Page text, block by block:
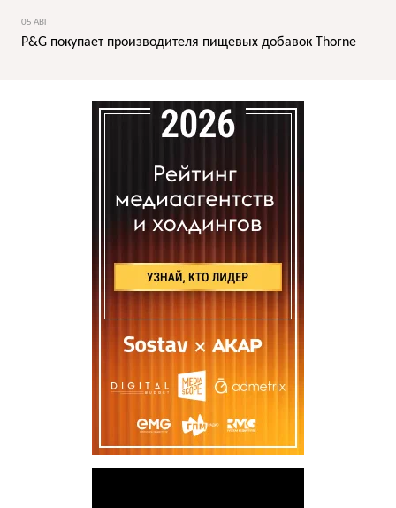
05 АВГ
P&G покупает производителя пищевых добавок Thorne